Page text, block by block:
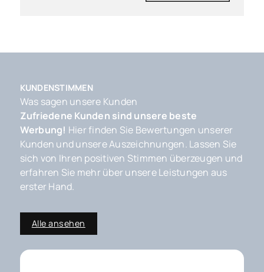
KUNDENSTIMMEN
Was sagen unsere Kunden
Zufriedene Kunden sind unsere beste
Werbung! Hier finden Sie Bewertungen unserer
Kunden und unsere Auszeichnungen. Lassen Sie
sich von Ihren positiven Stimmen überzeugen und
erfahren Sie mehr über unsere Leistungen aus
erster Hand.
Alle ansehen